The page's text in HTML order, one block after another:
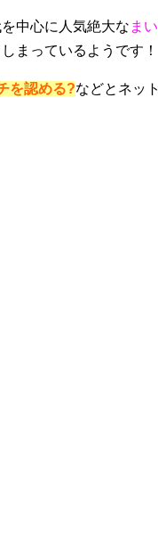
中心に人気絶大な まい
まっているようです！
を認める?などとネット